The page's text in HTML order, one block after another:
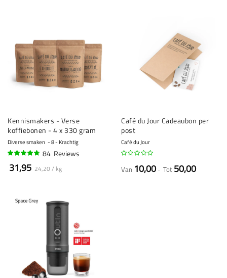
Kennismakers - Verse
koffiebonen - 4 x 330 gram
Diverse smaken 8 - Krachtig
84 Reviews
31,95 24,20 / kg
Café du Jour Cadeaubon per
post
Café du Jour
Van 10,00 Tot 50,00